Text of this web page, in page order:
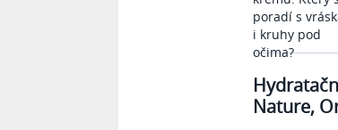
Nature,